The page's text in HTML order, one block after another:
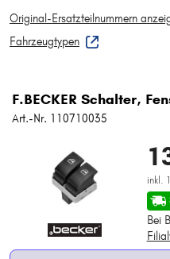
Original-Ersatzteilnummern
Fahrzeugtypen
F.BECKER Schalter,
Art.-Nr. 110710035
inkl.
Bei